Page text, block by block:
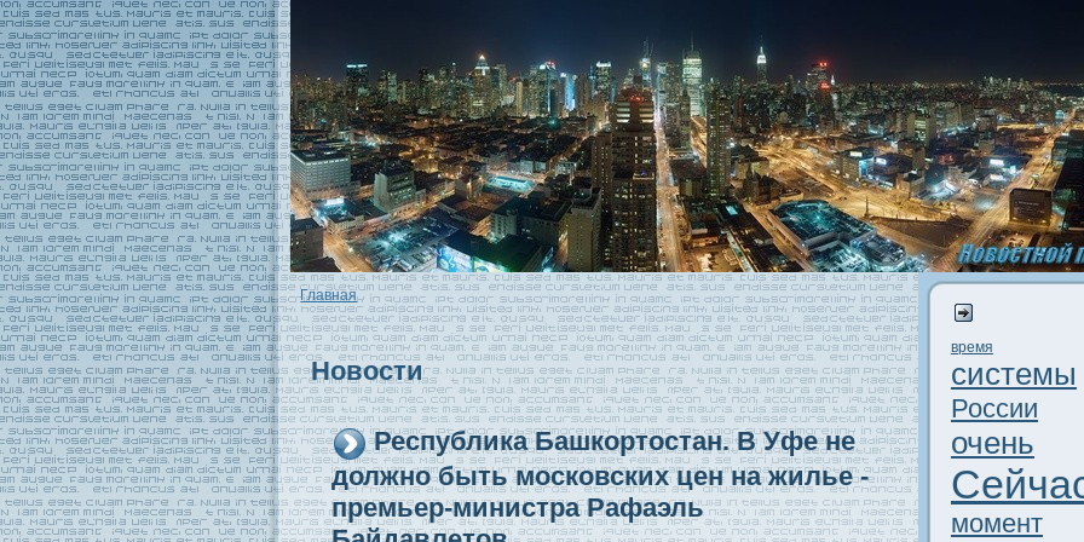
Главная
Новости
Республика Башкортостaн. В Уфе не
должно быть московскиx цен на жилье -
премьер-министра Рафаэль
время
системы
России
очень
момент